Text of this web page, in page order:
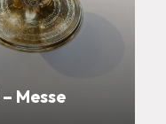
Messe